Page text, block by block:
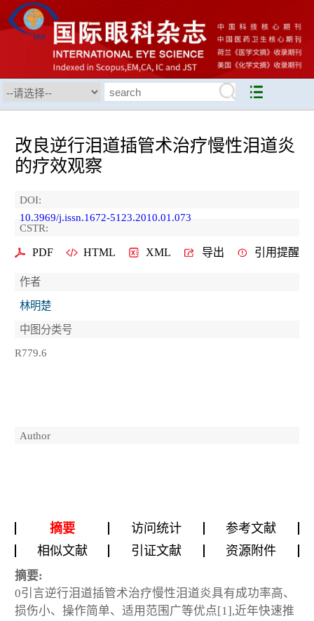
改良逆行泪道插管术治疗慢性泪道炎
的疗效观察
DOI:
10.3969/j.issn.1672-5123.2010.01.073
CSTR:
PDF HTML XML 导出 引用提醒
作者
林明楚
中图分类号
R779.6
Author
摘要 访问统计
参考文献
相似文献
引证文献 资源附件
摘要:
0引言逆行泪道插管术治疗慢性泪道炎具有成功率高、
损伤小、操作简单、适用范围广等优点[1],近年快速推